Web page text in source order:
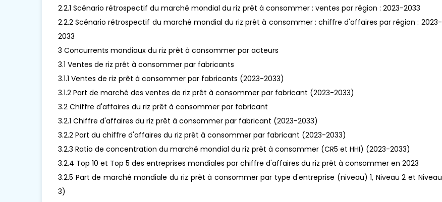
2.2.1 Scénario rétrospectif du marché mondial du riz prêt à consommer : ventes par région : 2023-2033
2.2.2 Scénario rétrospectif du marché mondial du riz prêt à consommer : chiffre d'affaires par région : 2023-
2033
3 Concurrents mondiaux du riz prêt à consommer par acteurs
3.1 Ventes de riz prêt à consommer par fabricants
3.1.1 Ventes de riz prêt à consommer par fabricants (2023-2033)
3.1.2 Part de marché des ventes de riz prêt à consommer par fabricant (2023-2033)
3.2 Chiffre d'affaires du riz prêt à consommer par fabricant
3.2.1 Chiffre d'affaires du riz prêt à consommer par fabricant (2023-2033)
3.2.2 Part du chiffre d'affaires du riz prêt à consommer par fabricant (2023-2033)
3.2.3 Ratio de concentration du marché mondial du riz prêt à consommer (CR5 et HHI) (2023-2033)
3.2.4 Top 10 et Top 5 des entreprises mondiales par chiffre d'affaires du riz prêt à consommer en 2023
3.2.5 Part de marché mondiale du riz prêt à consommer par type d'entreprise (niveau) 1, Niveau 2 et Niveau
3)